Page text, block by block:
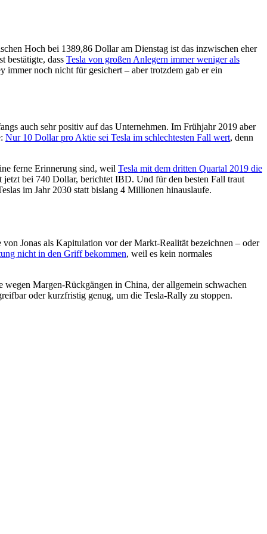
Hoch bei 1389,86 Dollar am Dienstag ist das inzwischen eher
bestätigte, dass Tesla von großen Anlegern immer weniger als
noch nicht für gesichert – aber trotzdem gab er ein
auch sehr positiv auf das Unternehmen. Im Frühjahr 2019 aber
Nur 10 Dollar pro Aktie sei Tesla im schlechtesten Fall wert, denn
ferne Erinnerung sind, weil Tesla mit dem dritten Quartal 2019 die
bei 740 Dollar, berichtet IBD. Und für den besten Fall traut
im Jahr 2030 statt bislang 4 Millionen hinauslaufe.
Jonas als Kapitulation vor der Markt-Realität bezeichnen – oder
nicht in den Griff bekommen, weil es kein normales
Margen-Rückgängen in China, der allgemein schwachen
oder kurzfristig genug, um die Tesla-Rally zu stoppen.